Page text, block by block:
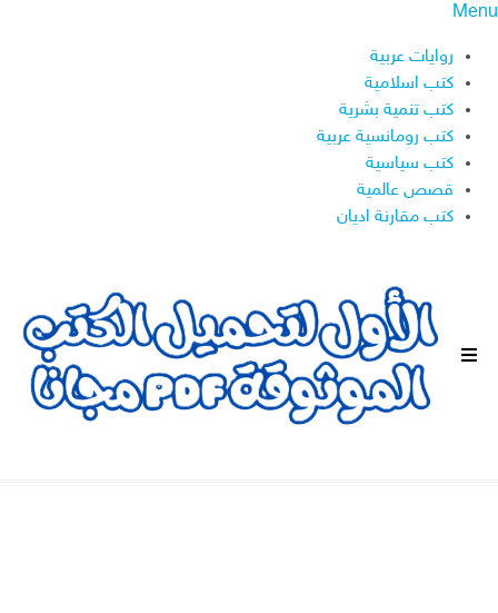
Menu
روايات عربية
كتب اسلامية
كتب تنمية بشرية
كتب رومانسية عربية
كتب سياسية
قصص عالمية
كتب مقارنة اديان
ا